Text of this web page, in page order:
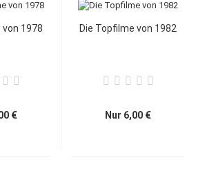
von 1978
€
Die Topfilme von 1982
Nur 6,00 €